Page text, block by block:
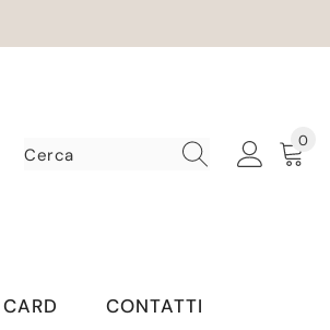
00
CONTATTI